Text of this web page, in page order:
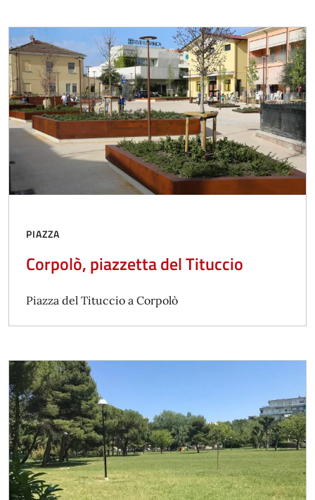
PIAZZA
Corpolò, piazzetta del Tituccio
Piazza del Tituccio a Corpolò